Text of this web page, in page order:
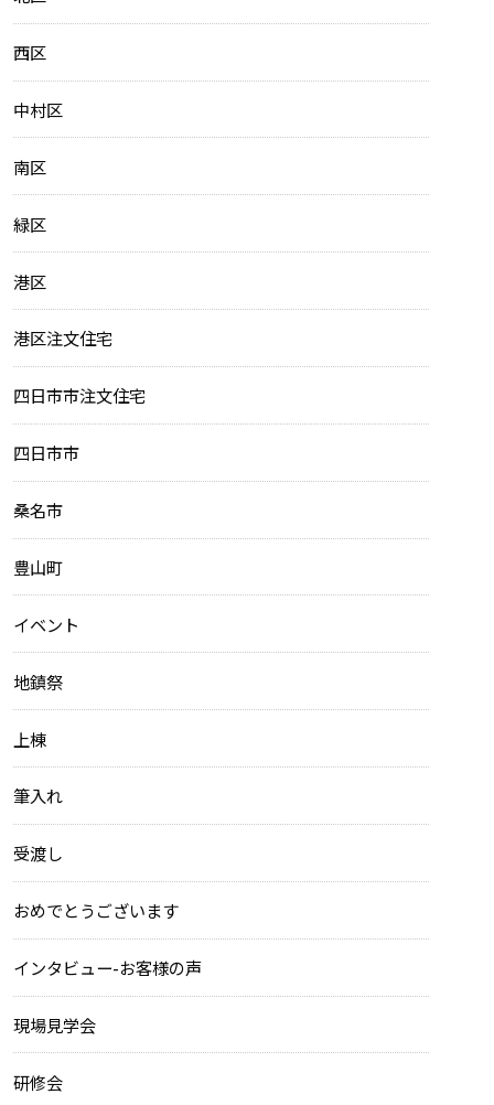
西区
中村区
南区
緑区
港区
港区注文住宅
四日市市注文住宅
四日市市
桑名市
豊山町
イベント
地鎮祭
上棟
筆入れ
受渡し
おめでとうございます
インタビュー-お客様の声
現場見学会
研修会